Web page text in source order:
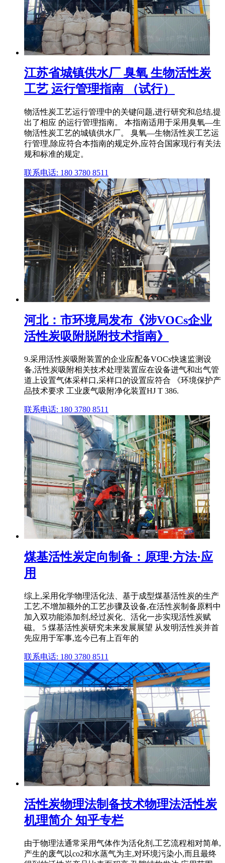
江苏省城镇供水厂 臭氧 生物活性炭
工艺 运行管理指南 （试行）
物活性炭工艺运行管理中的关键问题,进行研究和总结,提
出了相应 的运行管理指南。 本指南适用于采用臭氧—生
物活性炭工艺的城镇供水厂。 臭氧—生物活性炭工艺运
行管理,除应符合本指南的规定外,应符合国家现行有关法
规和标准的规定。
联系电话: 180 3780 8511
河北：市环境局发布《涉VOCs企业
活性炭吸附脱附技术指南》
9.采用活性炭吸附装置的企业应配备VOCs快速监测设
备,活性炭吸附相关技术处理装置应在设备进气和出气管
道上设置气体采样口,采样口的设置应符合 《环境保护产
品技术要求 工业废气吸附净化装置HJ T 386.
联系电话: 180 3780 8511
煤基活性炭定向制备：原理·方法·应
用
综上,采用化学物理活化法、基于成型煤基活性炭的生产
工艺,不增加额外的工艺步骤及设备,在活性炭制备原料中
加入双功能添加剂,经过炭化、活化一步实现活性炭赋
磁。 5 煤基活性炭研究未来发展展望 从发明活性炭并首
先应用于军事,迄今已有上百年的
联系电话: 180 3780 8511
活性炭物理法制备技术物理法活性炭
机理简介 知乎专栏
由于物理法通常采用气体作为活化剂,工艺流程相对简单,
产生的废气以co2和水蒸气为主,对环境污染小,而且最终